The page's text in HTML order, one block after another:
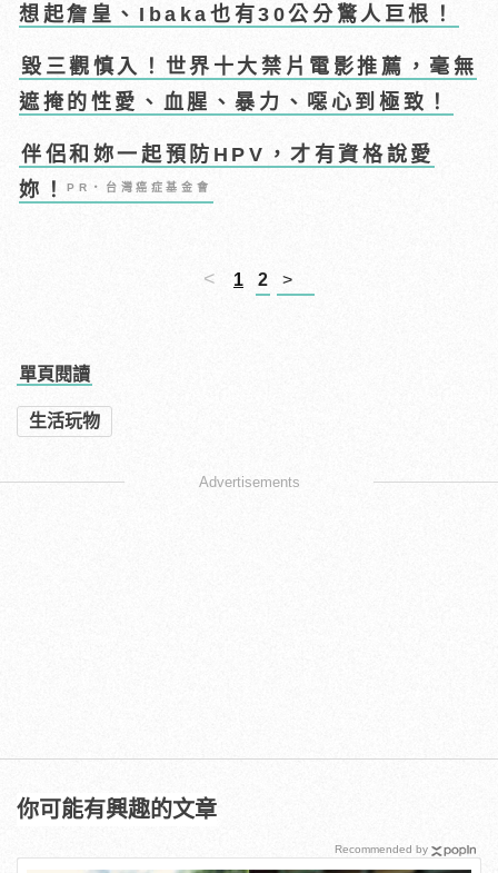
想起詹皇、Ibaka也有30公分驚人巨根！
毀三觀慎入！世界十大禁片電影推薦，毫無
遮掩的性愛、血腥、暴力、噁心到極致！
伴侶和妳一起預防HPV，才有資格說愛
妳！PR・台灣癌症基金會
< 1 2 >
單頁閱讀
生活玩物
Advertisements
你可能有興趣的文章
Recommended by